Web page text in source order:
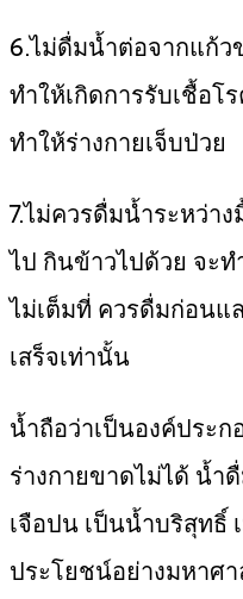
6.ไม่ดื่มน้ำต่อจากแก้ว
ทำให้เกิดการรับเชื้อ
ทำให้ร่างกายเจ็บป่วย
7.ไม่ควรดื่มน้ำระหว่า
ไป กินข้าวไปด้วย จะ
ไม่เต็มที่ ควรดื่มก่อนแ
เสร็จเท่านั้น
น้ำถือว่าเป็นองค์ประ
ร่างกายขาดไม่ได้ น้ำ
เจือปน เป็นน้ำบริสุทธิ์
ประโยชน์อย่างมหาศ